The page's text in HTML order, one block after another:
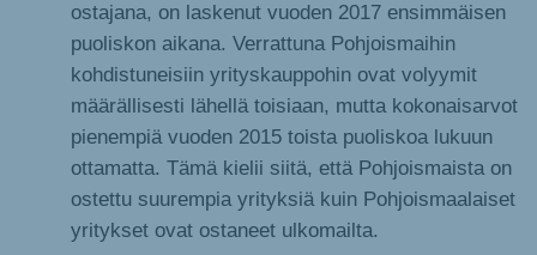
ostajana, on laskenut vuoden 2017 ensimmäisen
puoliskon aikana. Verrattuna Pohjoismaihin
kohdistuneisiin yrityskauppohin ovat volyymit
määrällisesti lähellä toisiaan, mutta kokonaisarvot
pienempiä vuoden 2015 toista puoliskoa lukuun
ottamatta. Tämä kielii siitä, että Pohjoismaista on
ostettu suurempia yrityksiä kuin Pohjoismaalaiset
yritykset ovat ostaneet ulkomailta.